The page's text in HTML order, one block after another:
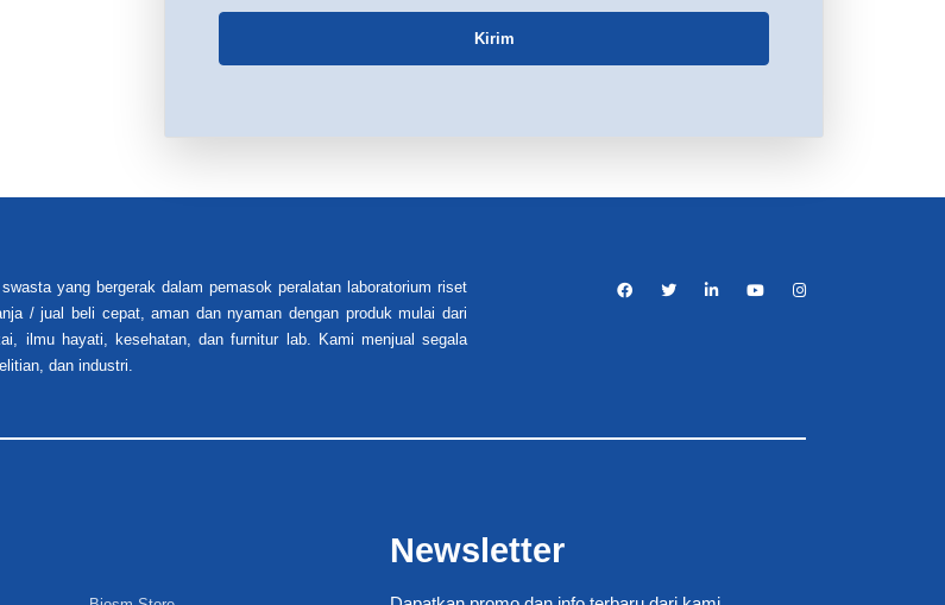
Kirim
yang bergerak dalam pemasok peralatan laboratorium riset
/ jual beli cepat, aman dan nyaman dengan produk mulai dari
ilmu hayati, kesehatan, dan furnitur lab. Kami menjual segala
dan industri.
Newsletter